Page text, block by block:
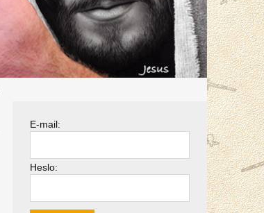
E-mail:
Heslo: